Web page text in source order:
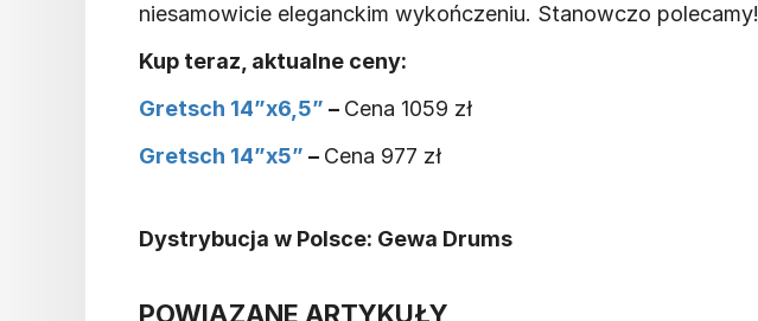
niesamowicie eleganckim wykończeniu. Stanowczo polecamy!
Kup teraz, aktualne ceny:
Gretsch 14”x6,5” – Cena 1059 zł
Gretsch 14”x5” – Cena 977 zł
Dystrybucja w Polsce: Gewa Drums
POWIĄZANE ARTYKUŁY